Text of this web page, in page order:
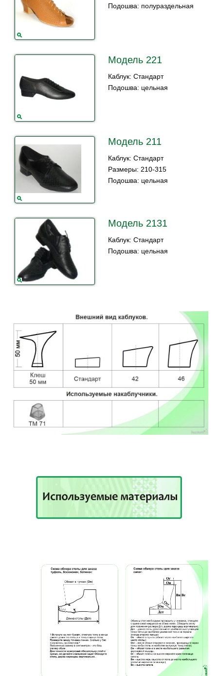
Подошва: полураздельная
Модель 221
Каблук: Стандарт
Подошва: цельная
Модель 211
Каблук: Стандарт
Размеры: 210-315
Подошва: цельная
Модель 2131
Каблук: Стандарт
Подошва: цельная